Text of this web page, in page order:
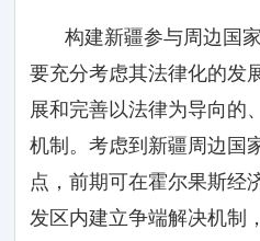
构建新疆参与周边国
要充分考虑其法律化的发
展和完善以法律为导向的
机制。考虑到新疆周边国
点，前期可在霍尔果斯经
发区内建立争端解决机制